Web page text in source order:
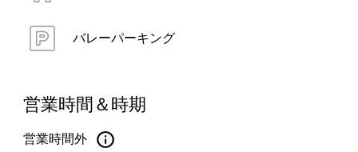
バレーパーキング
営業時間＆時期
営業時間外